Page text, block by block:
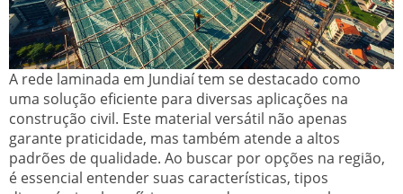
A rede laminada em Jundiaí tem se destacado como
uma solução eficiente para diversas aplicações na
construção civil. Este material versátil não apenas
garante praticidade, mas também atende a altos
padrões de qualidade. Ao buscar por opções na região,
é essencial entender suas características, tipos